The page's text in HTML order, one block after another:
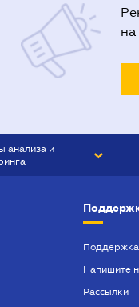
на
анализа и
Поддержка
Напишите
Рассылки